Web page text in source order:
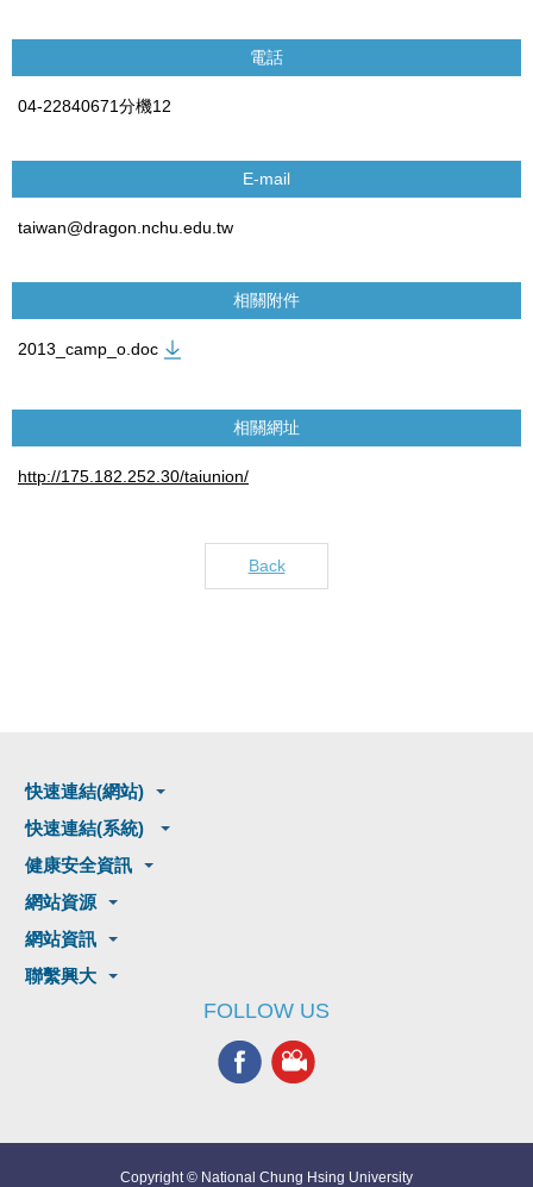
電話
04-22840671分機12
E-mail
taiwan@dragon.nchu.edu.tw
相關附件
2013_camp_o.doc
相關網址
http://175.182.252.30/taiunion/
Back
快速連結(網站)
快速連結(系統)
健康安全資訊
網站資源
網站資訊
聯繫興大
FOLLOW US
Copyright © National Chung Hsing University